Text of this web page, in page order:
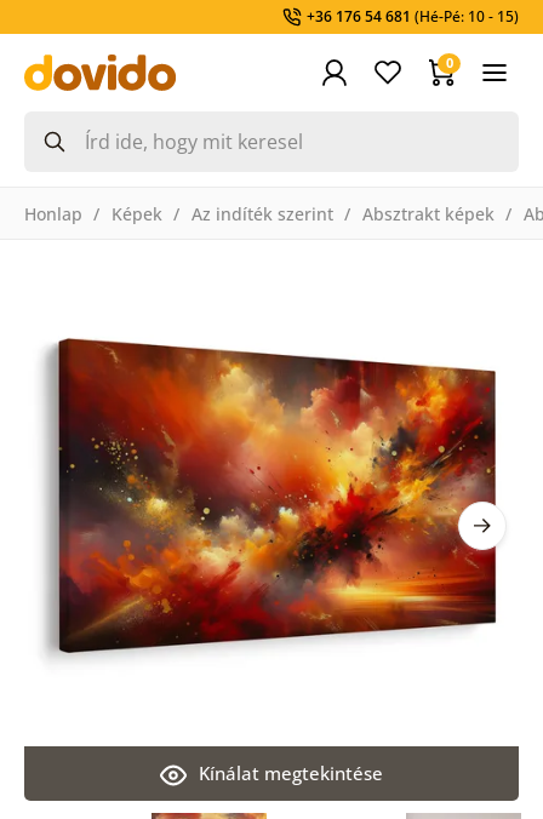
+36 176 54 681 (Hé-Pé: 10 - 15)
0
Honlap Képek Az indíték szerint Absztrakt képek
Kínálat megtekintése